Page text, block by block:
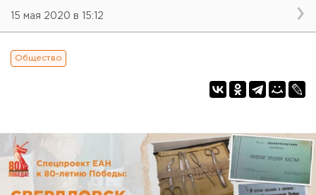
15 мая 2020 в 15:12
Общество